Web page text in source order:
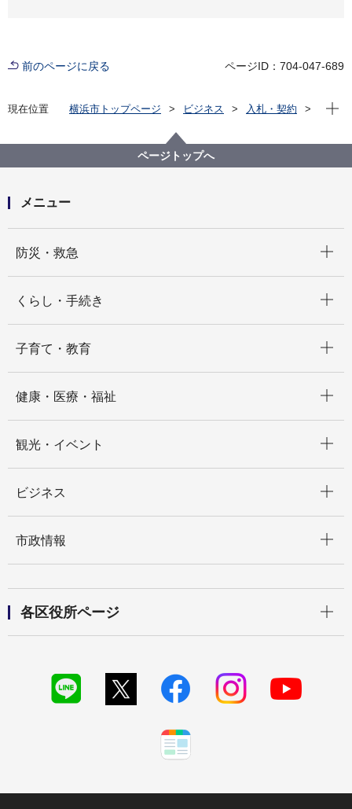
前のページに戻る ページID：704-047-689
現在位置 横浜市トップページ ビジネス
入札・契約
【※終了しました】【入札結果掲載】【公募型指名競
争入札】Web口座振替受付サービス業務
現在
ページトップへ
メニュー
防災・救急
くらし・手続き
子育て・教育
健康・医療・福祉
観光・イベント
ビジネス
市政情報
各区役所ページ